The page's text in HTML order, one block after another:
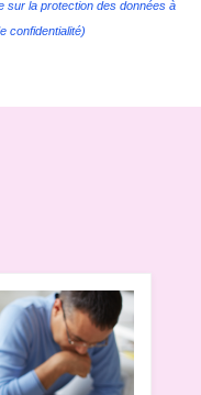
sur la protection des données à
confidentialité)